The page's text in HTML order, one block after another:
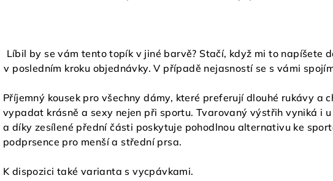
Líbil by se vám tento topík v jiné barvě? Stačí, když mi to napíšete
v posledním kroku objednávky. V případě nejasností se s vámi
Příjemný kousek pro všechny dámy, které preferují dlouhé rukávy a
vypadat krásně a sexy nejen při sportu. Tvarovaný výstřih vyniká i
a díky zesílené přední části poskytuje pohodlnou alternativu ke
podprsence pro menší a střední prsa.
K dispozici také varianta s vycpávkami.